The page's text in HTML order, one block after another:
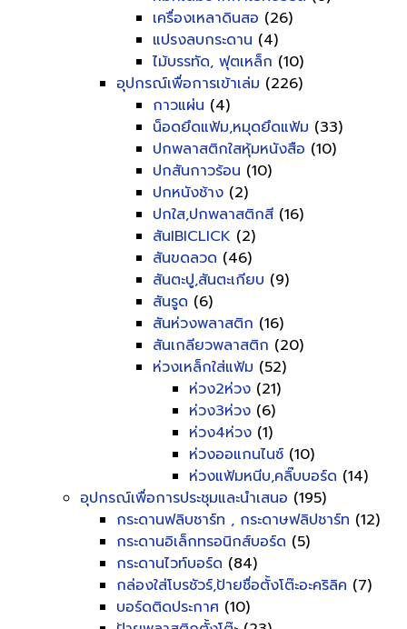
เครื่องเหลาดินสอ (26)
แปรงลบกระดาน (4)
ไม้บรรทัด, ฟุตเหล็ก (10)
อุปกรณ์เพื่อการเข้าเล่ม (226)
กาวแผ่น (4)
น็อดยึดแฟ้ม,หมุดยึดแฟ้ม (33)
ปกพลาสติกใสหุ้มหนังสือ (10)
ปกสันกาวร้อน (10)
ปกหนังช้าง (2)
ปกใส,ปกพลาสติกสี (16)
สันIBICLICK (2)
สันขดลวด (46)
สันตะปู,สันตะเกียบ (9)
สันรูด (6)
สันห่วงพลาสติก (16)
สันเกลียวพลาสติก (20)
ห่วงเหล็กใส่แฟ้ม (52)
ห่วง2ห่วง (21)
ห่วง3ห่วง (6)
ห่วง4ห่วง (1)
ห่วงออแกนไนซ์ (10)
ห่วงแฟ้มหนีบ,คลิ๊บบอร์ด (14)
อุปกรณ์เพื่อการประชุมและนำเสนอ (195)
กระดานฟลิบชาร์ท , กระดาษฟลิปชาร์ท (12)
กระดานอิเล็กทรอนิกส์บอร์ด (5)
กระดานไวท์บอร์ด (84)
กล่องใส่โบรชัวร์,ป้ายชื่อตั้งโต๊ะอะคริลิค (7)
บอร์ดติดประกาศ (10)